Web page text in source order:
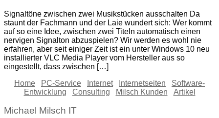
Signaltöne zwischen zwei Musikstücken ausschalten Da
staunt der Fachmann und der Laie wundert sich: Wer kommt
auf so eine Idee, zwischen zwei Titeln automatisch einen
nervigen Signalton abzuspielen? Wir werden es wohl nie
erfahren, aber seit einiger Zeit ist ein unter Windows 10 neu
installierter VLC Media Player vom Hersteller aus so
eingestellt, dass zwischen […]
Home
PC-Service Internet Internetseiten
Software-
Entwicklung
Consulting Milsch Kunden Artikel
Michael Milsch IT